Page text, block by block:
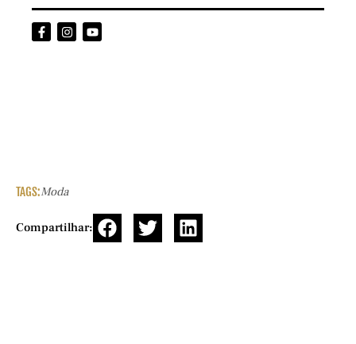
TAGS:Moda
Compartilhar: